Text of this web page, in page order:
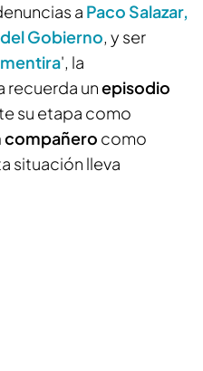
a Paco Salazar,
Gobierno, y ser
', la
recuerda unepisodio
su etapa como
compañero como
situación lleva